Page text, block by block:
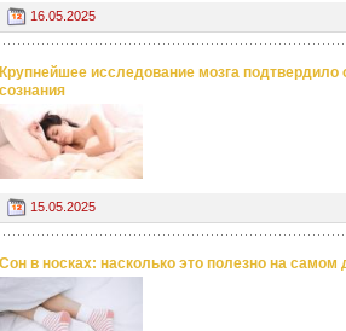
16.05.2025
Крупнейшее исследование мозга подтвердило
сознания
15.05.2025
Сон в носках: насколько это полезно на самом